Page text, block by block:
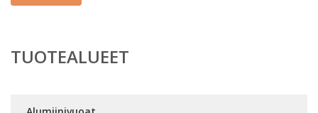
TUOTEALUEET